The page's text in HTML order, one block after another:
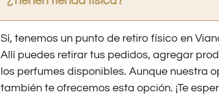
Sí, tenemos un punto de retiro físico en
Allí puedes retirar tus pedidos, agregar
los perfumes disponibles. Aunque nuestra
también te ofrecemos esta opción. ¡Te